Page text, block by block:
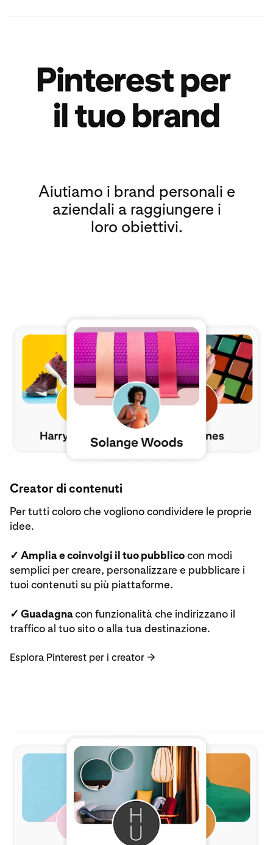
Aiutiamo i brand personali e
aziendali a raggiungere i
loro obiettivi.
Creator di contenuti
Per tutti coloro che vogliono condividere le proprie
idee.
✓ Amplia e coinvolgi il tuo pubblicocon modi
semplici per creare, personalizzare e pubblicare i
tuoi contenuti su più piattaforme.
✓ Guadagnacon funzionalità che indirizzano il
traffico al tuo sito o alla tua destinazione.
Esplora Pinterest per i creator →